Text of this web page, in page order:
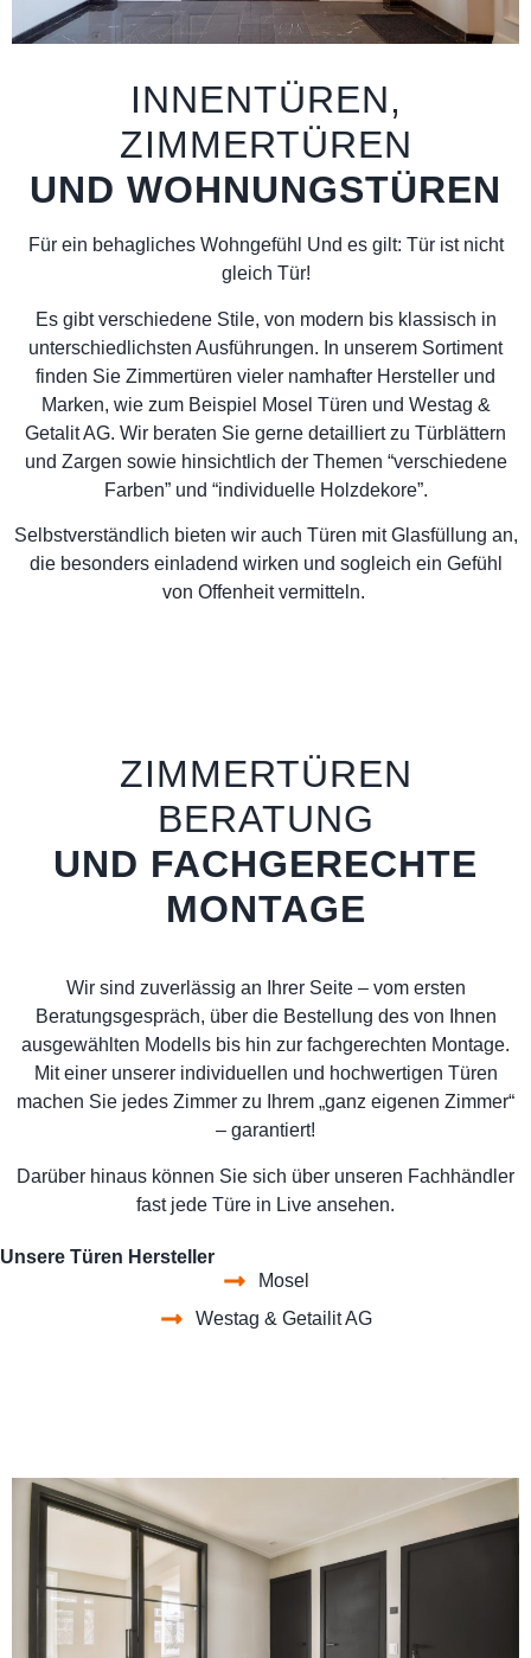
INNENTÜREN,
ZIMMERTÜREN
UND WOHNUNGSTÜREN
Für ein behagliches Wohngefühl Und es gilt: Tür ist nicht
gleich Tür!
Es gibt verschiedene Stile, von modern bis klassisch in
unterschiedlichsten Ausführungen. In unserem Sortiment
finden Sie Zimmertüren vieler namhafter Hersteller und
Marken, wie zum Beispiel Mosel Türen und Westag &
Getalit AG. Wir beraten Sie gerne detailliert zu Türblättern
und Zargen sowie hinsichtlich der Themen “verschiedene
Farben” und “individuelle Holzdekore”.
Selbstverständlich bieten wir auch Türen mit Glasfüllung an,
die besonders einladend wirken und sogleich ein Gefühl
von Offenheit vermitteln.
ZIMMERTÜREN
BERATUNG
UND FACHGERECHTE
MONTAGE
Wir sind zuverlässig an Ihrer Seite – vom ersten
Beratungsgespräch, über die Bestellung des von Ihnen
ausgewählten Modells bis hin zur fachgerechten Montage.
Mit einer unserer individuellen und hochwertigen Türen
machen Sie jedes Zimmer zu Ihrem „ganz eigenen Zimmer“
– garantiert!
Darüber hinaus können Sie sich über unseren Fachhändler
fast jede Türe in Live ansehen.
Unsere Türen Hersteller
Mosel
Westag & Getailit AG